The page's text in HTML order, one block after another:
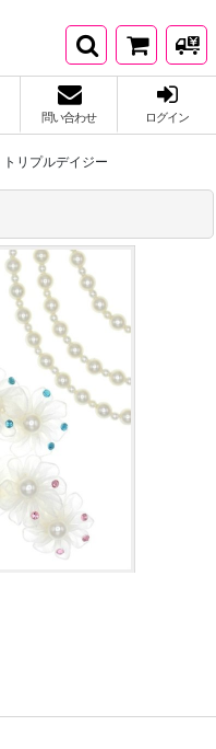
問い合わせ ログイン
トリプルデイジー